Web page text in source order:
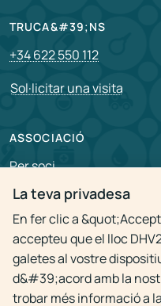
La teva privadesa
En fer clic a
accepteu que el lloc
galetes al vostre
d&#39;acord amb la
trobar més informació a
TRUCA&#39;NS
+34 622 550 112
Sol·licitar una visita
ASSOCIACIÓ
Per soci
Vacants
Política de privacitat